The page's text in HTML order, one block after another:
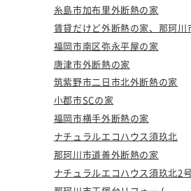
糸島市加布里外断熱の家
賃貸だけど外断熱の家、那珂川
福岡市南区弥永平屋の家
唐津市外断熱の家
筑紫野市二日市北外断熱の家
小郡市SCの家
福岡市横手外断熱の家
ナチュラルエコハウス須玖北
那珂川市道善外断熱の家
ナチュラルエコハウス須玖北2